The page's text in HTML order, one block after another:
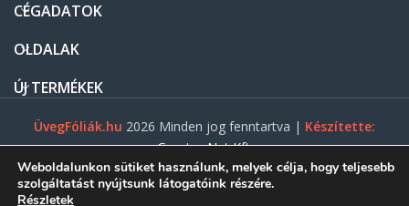
CÉGADATOK
OLDALAK
ÚJ TERMÉKEK
ÜvegFóliák.hu 2026 Minden jog fenntartva | Készítette:
Gasztro Net Kft.
Weboldalunkon sütiket használunk, melyek célja, hogy teljesebb
szolgáltatást nyújtsunk látogatóink részére.
Részletek